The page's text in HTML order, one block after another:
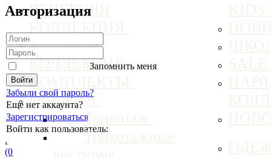
ВЕЧЕРНЯЯ
БАЗОВАЯ
КОЛЛЕКЦИЯ
КОМПЛЕКТЫ
ОДЕЖДА
Трикотаж
Трикотажные
Авторизация
Запомнить меня
Забыли свой пароль?
Еще нет аккаунта?
Зарегистрироваться
Войти как пользователь:
ₓ
(0